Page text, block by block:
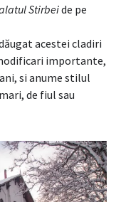
Stirbeide pe
acestei cladiri
importante,
si anume stilul
de fiul sau